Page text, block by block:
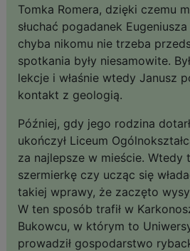
Tomka Romera, dzięki czemu
słuchać pogadanek
chyba nikomu nie trzeba
spotkania były niesamowite.
lekcje i właśnie wtedy Janusz
kontakt z geologią.
Później, gdy jego rodzina
ukończył Liceum
za najlepsze w mieście. Wtedy
szermierkę czy ucząc się
takiej wprawy, że zaczęto
W ten sposób trafił w
Bukowcu, w którym to
prowadził gospodarstwo